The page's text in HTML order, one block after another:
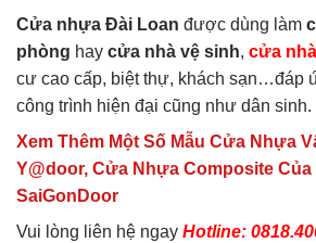
Cửa nhựa Đài Loan được dùng làm
phòng hay cửa nhà vệ sinh, cửa
cư cao cấp, biệt thự, khách sạn…đáp
công trình hiện đại cũng như dân sinh.
Xem Thêm Một Số Mẫu Cửa Nhựa
Y@door, Cửa Nhựa Composite Của
SaiGonDoor
Vui lòng liên hệ ngay Hotline: